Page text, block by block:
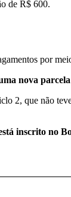
de R$ 600.
por
nova
2, que não
inscrito no